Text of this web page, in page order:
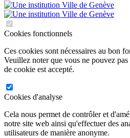
Cookies fonctionnels
Ces cookies sont nécessaires au bon
Veuillez noter que vous ne pouvez
de cookie est accepté.
Cookies d'analyse
Cela nous permet de contrôler et
notre site web ainsi qu'effectuer des
utilisateurs de manière anonyme.